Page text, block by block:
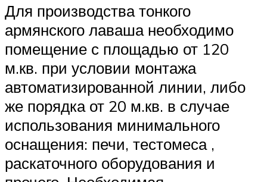
Для производства тонкого
армянского лаваша необходимо
помещение с площадью от 120
м.кв. при условии монтажа
автоматизированной линии, либо
же порядка от 20 м.кв. в случае
использования минимального
оснащения: печи, тестомеса ,
раскаточного оборудования и